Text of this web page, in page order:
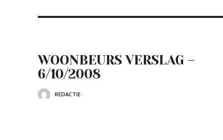
WOONBEURS VERSLAG –
6/10/2008
REDACTIE